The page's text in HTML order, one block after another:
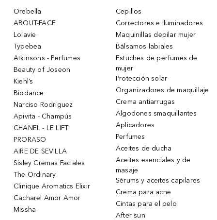
Orebella
ABOUT-FACE
Lolavie
Typebea
Atkinsons - Perfumes
Beauty of Joseon
Kiehl’s
Biodance
Narciso Rodriguez
Apivita - Champús
CHANEL - LE LIFT
PRORASO
AIRE DE SEVILLA
Sisley Cremas Faciales
The Ordinary
Clinique Aromatics Elixir
Cacharel Amor Amor
Missha
Cepillos
Correctores e Iluminadores
Maquinillas depilar mujer
Bálsamos labiales
Estuches de perfumes de
mujer
Protección solar
Organizadores de maquillaje
Crema antiarrugas
Algodones smaquillantes
Aplicadores
Perfumes
Aceites de ducha
Aceites esenciales y de
masaje
Sérums y aceites capilares
Crema para acne
Cintas para el pelo
After sun